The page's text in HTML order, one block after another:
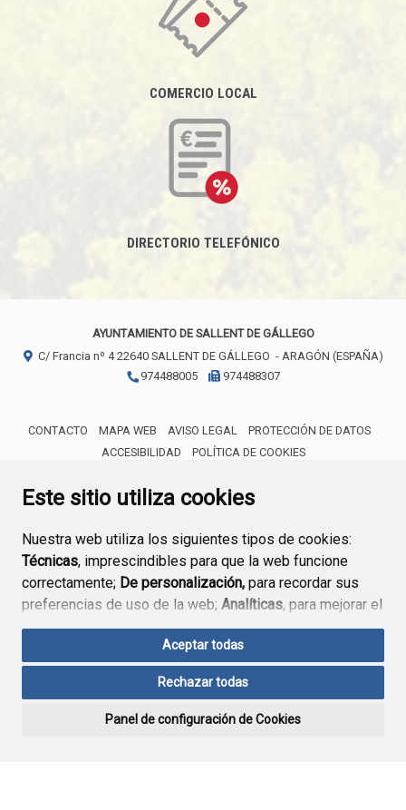
Este sitio utiliza cookies
Nuestra web utiliza los siguientes tipos de cookies:
Técnicas, imprescindibles para que la web funcione
correctamente; De personalización, para recordar sus
preferencias de uso de la web; Analíticas, para mejorar el
funcionamiento de la web y sus servicios.
Si acepta pulsando el botón“Aceptar todas”
consideramos que acepta su uso. Si pulsa el botón
ninguna acción, se guardarán las cookies técnicas
Aceptar todas
Rechazar todas
Panel de configuración de Cookies
COMERCIO LOCAL
DIRECTORIO TELEFÓNICO
AYUNTAMIENTO DE SALLENT DE GÁLLEGO
C/ Francia nº 422640 SALLENT DE GÁLLEGO - ARAGÓN (ESPAÑA)
974488005
974488307
CONTACTO MAPA WEB AVISO LEGAL
PROTECCIÓN DE DATOS
ACCESIBILIDAD
POLÍTICA DE COOKIES